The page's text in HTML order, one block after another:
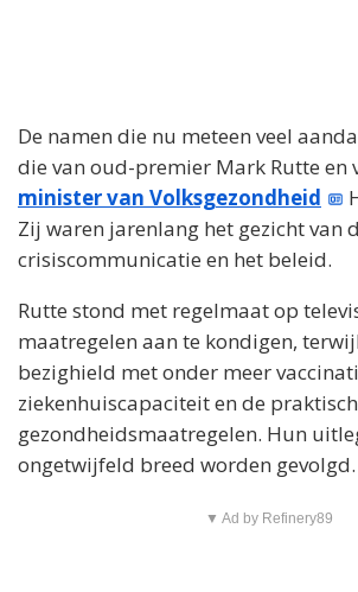
De namen die nu meteen veel
die van oud-premier Mark Rutte en
minister van Volksgezondheid
Zij waren jarenlang het gezicht van
crisiscommunicatie en het beleid.
Rutte stond met regelmaat op
maatregelen aan te kondigen,
bezighield met onder meer
ziekenhuiscapaciteit en de
gezondheidsmaatregelen. Hun
ongetwijfeld breed worden gevolgd.
▼ Ad by Refinery89